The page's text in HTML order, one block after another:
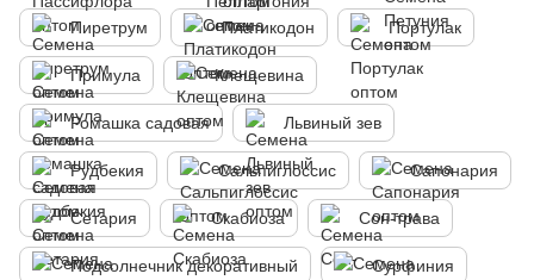
Пиретрум Платикодон Портулак
Примула Клещевина
Ромашка садовая Львиный зев
Рудбекия Сальпиглоссис Сапонария
Сетария Скабиоза Сон-трава
Подсолнечник декоративный Сурфиния